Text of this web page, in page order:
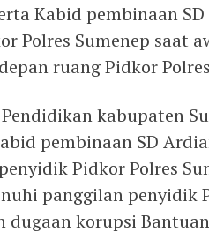
Kabid pembinaan
Polres Sumenep saat
ruang Pidkor
kabupaten
pembinaan SD
Pidkor Polres
panggilan penyidik
dugaan korupsi